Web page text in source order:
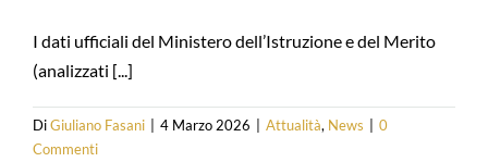
I dati ufficiali del Ministero dell’Istruzione e del Merito
(analizzati [...]
DiGiuliano Fasani | 4 Marzo 2026 | Attualità, News | 0
Commenti